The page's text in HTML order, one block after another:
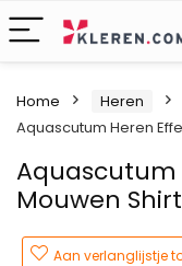
Home Heren
Aquascutum Heren
Aquascutum
Mouwen
Aan verlanglijstje